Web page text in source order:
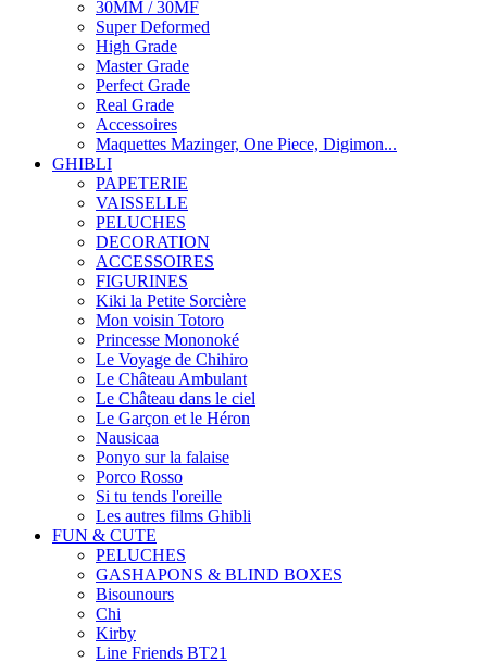
30MM / 30MF
Super Deformed
High Grade
Master Grade
Perfect Grade
Real Grade
Accessoires
Maquettes Mazinger, One Piece, Digimon...
GHIBLI
PAPETERIE
VAISSELLE
PELUCHES
DECORATION
ACCESSOIRES
FIGURINES
Kiki la Petite Sorcière
Mon voisin Totoro
Princesse Mononoké
Le Voyage de Chihiro
Le Château Ambulant
Le Château dans le ciel
Le Garçon et le Héron
Nausicaa
Ponyo sur la falaise
Porco Rosso
Si tu tends l'oreille
Les autres films Ghibli
FUN & CUTE
PELUCHES
GASHAPONS & BLIND BOXES
Bisounours
Chi
Kirby
Line Friends BT21